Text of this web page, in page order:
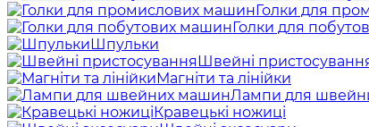
Голки для
Голки для
Шпульки
Швейні
Магніти та лінійки
Лампи для
Кравецькі ножиці